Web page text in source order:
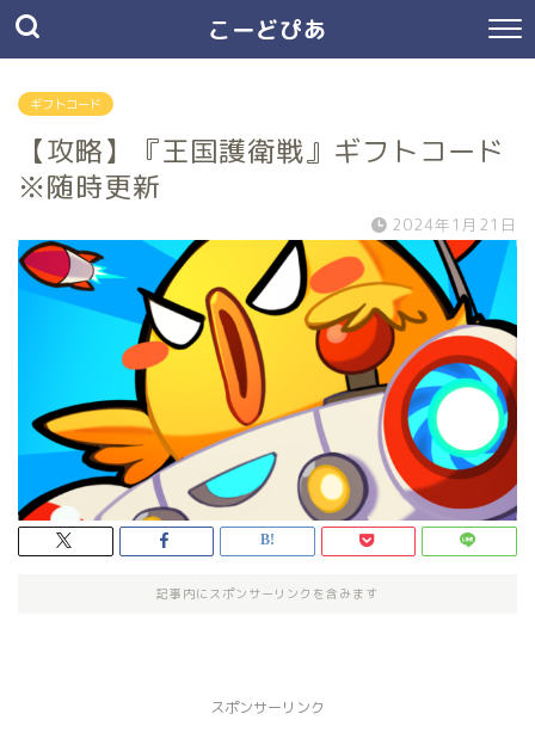
こーどぴあ
ギフトコード
【攻略】『王国護衛戦』ギフトコード
※随時更新
2024年1月21日
記事内にスポンサーリンクを含みます
スポンサーリンク